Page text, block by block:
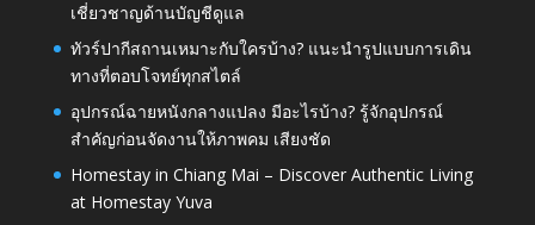
เชี่ยวชาญด้านบัญชีดูแล
ทัวร์ปากีสถานเหมาะกับใครบ้าง? แนะนำรูปแบบการเดิน
ทางที่ตอบโจทย์ทุกสไตล์
อุปกรณ์ฉายหนังกลางแปลง มีอะไรบ้าง? รู้จักอุปกรณ์
สำคัญก่อนจัดงานให้ภาพคม เสียงชัด
Homestay in Chiang Mai – Discover Authentic Living
at Homestay Yuva